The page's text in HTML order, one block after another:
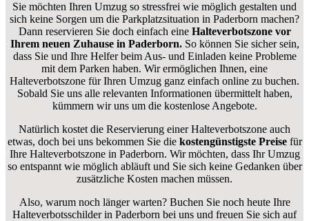
Sie möchten Ihren Umzug so stressfrei wie möglich gestalten und
sich keine Sorgen um die Parkplatzsituation in Paderborn machen?
Dann reservieren Sie doch einfach eine Halteverbotszone vor
Ihrem neuen Zuhause in Paderborn.So können Sie sicher sein,
dass Sie und Ihre Helfer beim Aus- und Einladen keine Probleme
mit dem Parken haben. Wir ermöglichen Ihnen, eine
Halteverbotszone für Ihren Umzug ganz einfach online zu buchen.
Sobald Sie uns alle relevanten Informationen übermittelt haben,
kümmern wir uns um die kostenlose Angebote.
Natürlich kostet die Reservierung einer Halteverbotszone auch
etwas, doch bei uns bekommen Sie diekostengünstigste Preisefür
Ihre Halteverbotszone in Paderborn. Wir möchten, dass Ihr Umzug
so entspannt wie möglich abläuft und Sie sich keine Gedanken über
zusätzliche Kosten machen müssen.
Also, warum noch länger warten? Buchen Sie noch heute Ihre
Halteverbotsschilder in Paderborn bei uns und freuen Sie sich auf